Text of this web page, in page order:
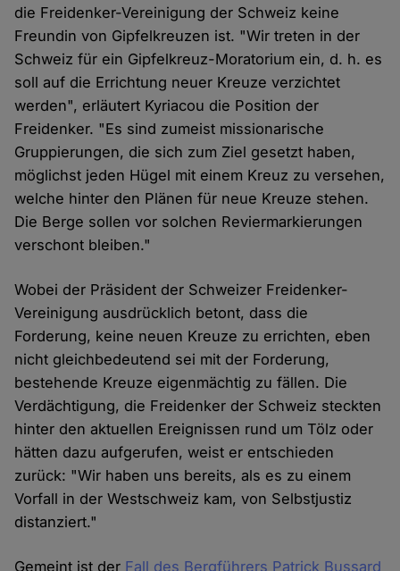
die Freidenker-Vereinigung der Schweiz keine
Freundin von Gipfelkreuzen ist. "Wir treten in der
Schweiz für ein Gipfelkreuz-Moratorium ein, d. h. es
soll auf die Errichtung neuer Kreuze verzichtet
werden", erläutert Kyriacou die Position der
Freidenker. "Es sind zumeist missionarische
Gruppierungen, die sich zum Ziel gesetzt haben,
möglichst jeden Hügel mit einem Kreuz zu versehen,
welche hinter den Plänen für neue Kreuze stehen.
Die Berge sollen vor solchen Reviermarkierungen
verschont bleiben."
Wobei der Präsident der Schweizer Freidenker-
Vereinigung ausdrücklich betont, dass die
Forderung, keine neuen Kreuze zu errichten, eben
nicht gleichbedeutend sei mit der Forderung,
bestehende Kreuze eigenmächtig zu fällen. Die
Verdächtigung, die Freidenker der Schweiz steckten
hinter den aktuellen Ereignissen rund um Tölz oder
hätten dazu aufgerufen, weist er entschieden
zurück: "Wir haben uns bereits, als es zu einem
Vorfall in der Westschweiz kam, von Selbstjustiz
distanziert."
Gemeint ist der Fall des Bergführers Patrick Bussard